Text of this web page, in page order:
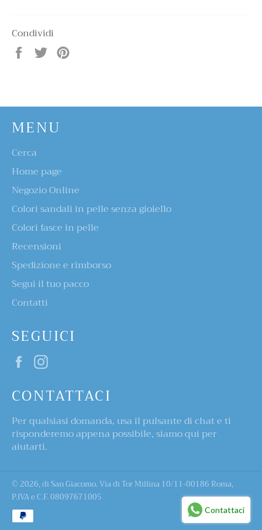
Condividi
Condividi
Twitta
MENU
Cerca
Home page
Negozio Online
Colori sandali in pelle senza gioiello
Colori fasce in pelle
Recensioni
Spedizione e rimborso
Segui il tuo pacco
Contatti
SEGUICI
Facebook
CONTATTACI
Per qualsiasi domanda, usa il pulsante di chat e ti
risponderemo appena possibile, siamo qui per
aiutarti.
© 2026,di San Giacomo. Via di Tor Millina 10/11-00186 Roma,
P.IVA e C.F. 08097671005
Metodi
di
Contattaci